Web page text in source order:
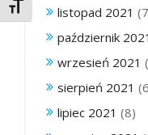
Toggle Font size
listopad 2021
październik 2021
wrzesień 2021
sierpień 2021
lipiec 2021 (8)